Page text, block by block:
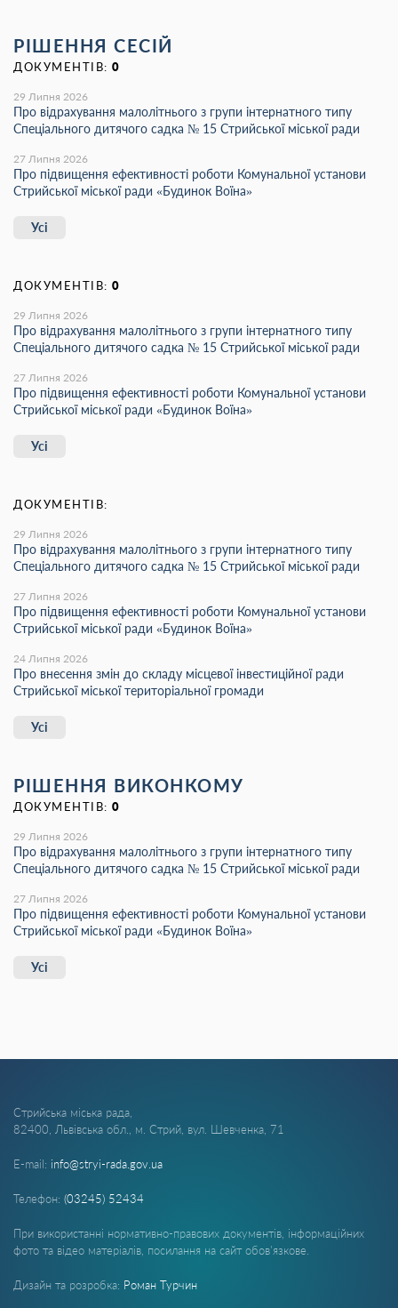
РІШЕННЯ СЕСІЙ
ДОКУМЕНТІВ: 0
29 Липня 2026
Про відрахування малолітнього з групи інтернатного типу
Спеціального дитячого садка № 15 Стрийської міської ради
27 Липня 2026
Про підвищення ефективності роботи Комунальної установи
Стрийської міської ради «Будинок Воїна»
Усі
ДОКУМЕНТІВ: 0
29 Липня 2026
Про відрахування малолітнього з групи інтернатного типу
Спеціального дитячого садка № 15 Стрийської міської ради
27 Липня 2026
Про підвищення ефективності роботи Комунальної установи
Стрийської міської ради «Будинок Воїна»
Усі
ДОКУМЕНТІВ:
29 Липня 2026
Про відрахування малолітнього з групи інтернатного типу
Спеціального дитячого садка № 15 Стрийської міської ради
27 Липня 2026
Про підвищення ефективності роботи Комунальної установи
Стрийської міської ради «Будинок Воїна»
24 Липня 2026
Про внесення змін до складу місцевої інвестиційної ради
Стрийської міської територіальної громади
Усі
РІШЕННЯ ВИКОНКОМУ
ДОКУМЕНТІВ: 0
29 Липня 2026
Про відрахування малолітнього з групи інтернатного типу
Спеціального дитячого садка № 15 Стрийської міської ради
27 Липня 2026
Про підвищення ефективності роботи Комунальної установи
Стрийської міської ради «Будинок Воїна»
Усі
Стрийська міська рада,
82400, Львівська обл., м. Стрий, вул. Шевченка, 71
E-mail: info@stryi-rada.gov.ua
Телефон: (03245) 52434
При використанні нормативно-правових документів, інформаційних
фото та відео матеріалів, посилання на сайт обов'язкове.
Дизайн та розробка: Роман Турчин